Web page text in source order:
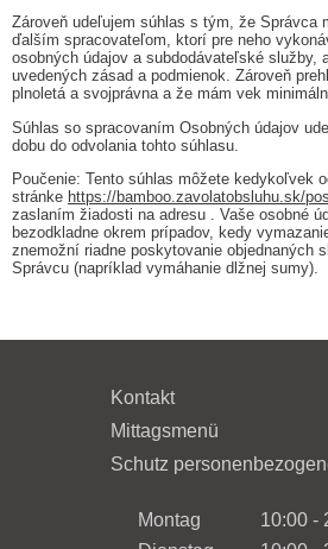
Zároveň udeľujem súhlas s tým, že Správca
ďalším spracovateľom, ktorí pre neho
osobných údajov a subdodávateľské služby,
uvedených zásad a podmienok. Zároveň
plnoletá a svojprávna a že mám vek
Súhlas so spracovaním Osobných údajov
dobu do odvolania tohto súhlasu.
Poučenie: Tento súhlas môžete kedykoľvek
stránke https://bamboo.zavolatobsluhu.sk/
zaslaním žiadosti na adresu . Vaše osobné
bezodkladne okrem prípadov, kedy
znemožní riadne poskytovanie objednaných
Správcu (napríklad vymáhanie dlžnej sumy).
Kontakt
Mittagsmenü
Schutz
Montag
10:00 -